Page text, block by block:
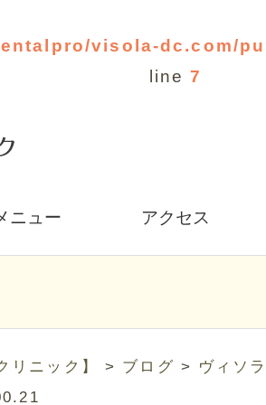
visola-dc.com/
line7
ニュー アクセス
ニック】 > ブログ > ヴィソ